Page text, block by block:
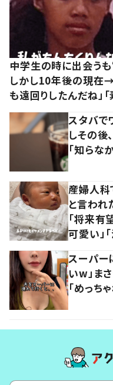
中学生の時に出会う
しかし10年後の現在
も遠回りしたんだね」
スタバで
しその後
「知らな
産婦人科
と言わ
「将来有
可愛い」
スーパー
いw」ま
「めっち